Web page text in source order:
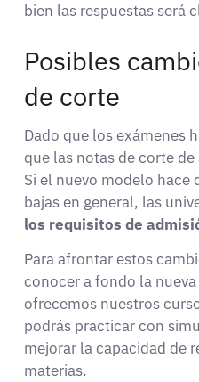
bien las respuestas será
Posibles
de corte
Dado que los exámenes
que las notas de corte
Si el nuevo modelo hace
bajas en general, las
los requisitos de
Para afrontar estos
conocer a fondo la
ofrecemos nuestros
podrás practicar con
mejorar la capacidad de
materias.